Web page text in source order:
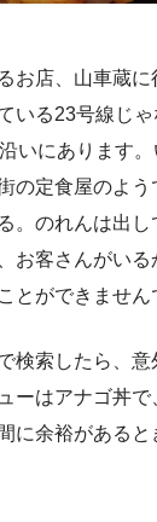
お店、山車蔵
いる23号線じ
いにあります
の定食屋のよ
。のれんは出
お客さんがい
とができません
検索したら、
ーはアナゴ丼
に余裕がある